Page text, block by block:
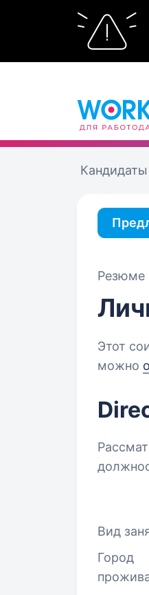
Кандидаты
Резюме
Этот
можно
Вид
Город